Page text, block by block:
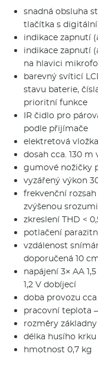
snadná obsluha
tlačítka s
indikace zapnutí
indikace zapnutí
na hlavici
barevný svíticí
stavu baterie,
prioritní funkce
IR čidlo pro
podle přijímače
elektretová
dosah cca. 130
gumové nožičky
vyzářený výkon
frekvenční rozsah
zvýšenou
zkreslení THD <
potlačení
vzdálenost
doporučená 10
napájení 3× AA
1,2 V dobíjecí
doba provozu
pracovní teplota
rozměry základny
délka husího
hmotnost 0,7 kg